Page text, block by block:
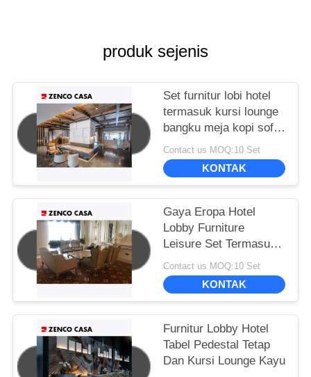
produk sejenis
Set furnitur lobi hotel
termasuk kursi lounge
bangku meja kopi sofa
bantal
Contact us MOQ:10 Set
KONTAK
Gaya Eropa Hotel
Lobby Furniture
Leisure Set Termasuk
Sofa Kursi Leisure
Meja Kopi
Contact us MOQ:10 Set
KONTAK
Furnitur Lobby Hotel
Tabel Pedestal Tetap
Dan Kursi Lounge Kayu